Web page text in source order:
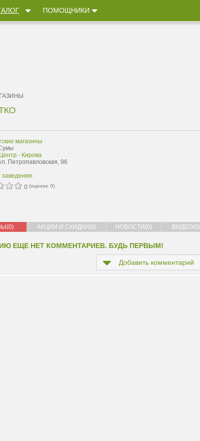
ПОМОЩНИКИ
магазины
Центр - Кирова
Петропавловская, 96
заведения:
0 (оценок: 0)
АКЦИИ И СКИДКИ(0) НОВОСТИ(0) ВИДЕО(0)
ЕЩЕ НЕТ КОММЕНТАРИЕВ. БУДЬ ПЕРВЫМ!
Добавить комментарий